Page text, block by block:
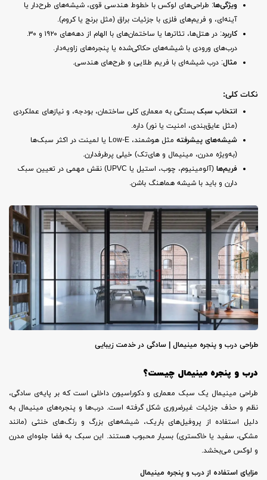
ویژگی‌ها: طراحی‌های لوکس با خطوط هندسی قوی، شیشه‌های طرح‌دار یا
آینه‌ای، و فریم‌های فلزی با جزئیات براق (مثل برنج یا کروم).
کاربرد
: در هتل‌ها، تئاترها یا ساختمان‌های با الهام از دهه‌های ۱۹۲۰ و ۳۰.
درب‌های ورودی با شیشه‌های حکاکی‌شده یا پنجره‌های زاویه‌دار.
مثال: درب شیشه‌ای با فریم طلایی و طرح‌های هندسی.
نکات کلی:
انتخاب سبک بستگی به معماری کلی ساختمان، بودجه، و نیازهای عملکردی
(مثل عایق‌بندی، امنیت یا نور) داره.
شیشه‌های پیشرفته
مثل هوشمند، Low-E یا لمینت در اکثر سبک‌ها
(به‌ویژه مدرن، مینیمال و های‌تک) خیلی پرطرفدارن.
فریم‌ها
(آلومینیوم، چوب، استیل یا UPVC) نقش مهمی در تعیین سبک
دارن و باید با شیشه هماهنگ باشن.
طراحی درب و پنجره مینیمال | سادگی در خدمت زیبایی
درب و پنجره مینیمال چیست؟
طراحی مینیمال یک سبک معماری و دکوراسیون داخلی است که بر پایه‌ی سادگی،
نظم و حذف جزئیات غیرضروری شکل گرفته است. درب‌ها و پنجره‌های مینیمال به
دلیل استفاده از پروفیل‌های باریک، شیشه‌های بزرگ و رنگ‌های خنثی (مانند
مشکی، سفید یا خاکستری) بسیار محبوب هستند. این سبک به فضا جلوه‌ای مدرن
و لوکس می‌بخشد.
مزایای استفاده از درب و پنجره مینیمال